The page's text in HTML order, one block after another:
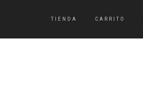
TIENDA CARRITO